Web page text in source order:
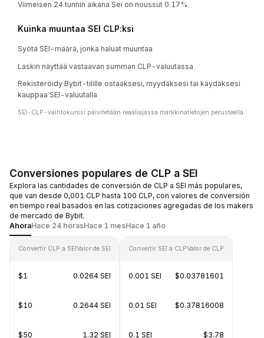
Viimeisen 24 tunnin aikana Sei on noussut 0.17%.
Kuinka muuntaa SEI CLP:ksi
Syötä SEI-määrä, jonka haluat muuntaa
Laskin näyttää vastaavan summan CLP-valuutassa
Rekisteröidy Bybit-tilille ostaaksesi, myydäksesi tai käydäksesi
kauppaa SEI-valuutalla
SEI-CLP-vaihtokurssi päivitetään reaaliajassa markkinatietojen perusteella.
Conversiones populares de CLP a SEI
Explora las cantidades de conversión de CLP a SEI más populares,
que van desde 0,001 CLP hasta 100 CLP, con valores de conversión
en tiempo real basados en las cotizaciones agregadas de los makers
de mercado de Bybit.
AhoraHace 24 horasHace 1 mesHace 1 año
Convertir CLP a SEIValor de SEI
$1 0.0264 SEI
$10 0.2644 SEI
$50 1.32 SEI
Convertir SEI a CLPValor de CLP
0.001 SEI $0.03781601
0.01 SEI $0.37816008
0.1 SEI $3.78